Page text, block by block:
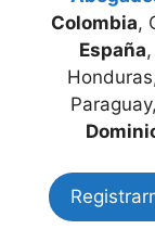
Colombia,
España